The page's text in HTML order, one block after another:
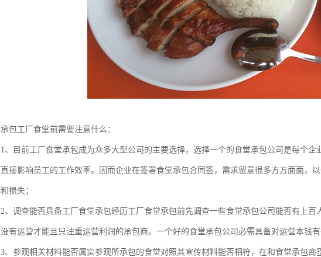
承包工厂食堂前需要注意什么：
1、目前工厂食堂承包成为众多大型公司的主要选择，选择一个的食堂承包公司是每个
直接影响员工的工作效率。因而企业在签署食堂承包合同签，需求留意很多方方面面，
和损失；
2、调查能否具备工厂食堂承包经历工厂食堂承包前先调查一些食堂承包公司能否有上
没有运营才能且只注重运营利润的承包商。一个好的食堂承包公司必需具备对运营本钱
3、参观相关材料能否属实参观所承包的食堂对照其宣传材料能否相符，在和食堂承包